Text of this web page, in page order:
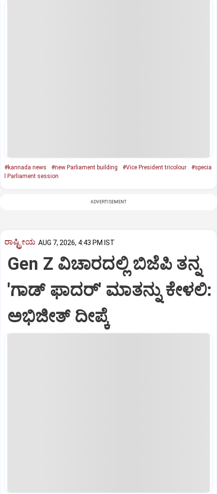
#kannada news #new Parliament building #Vice President tricolour
#specia
l Parliament session
ADVERTISEMENT
ರಾಷ್ಟ್ರೀಯ AUG 7, 2026, 4:43 PM IST
Gen Z ವಿಚಾರದಲ್ಲಿ ಬಿಜೆಪಿ ತನ್ನ
'ಗಾಡ್ ಫಾದರ್' ಮಾತನ್ನು ಕೇಳಲಿ:
ಅಭಿಜೀತ್ ದೀಪ್ಕೆ